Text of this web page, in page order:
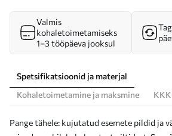
Valmis
kohaletoimetamiseks
1–3 tööpäeva jooksul
Spetsifikatsioonid ja materjal
Kohaletoimetamine ja maksmine
KKK
Pange tähele: kujutatud esemete pildid ja